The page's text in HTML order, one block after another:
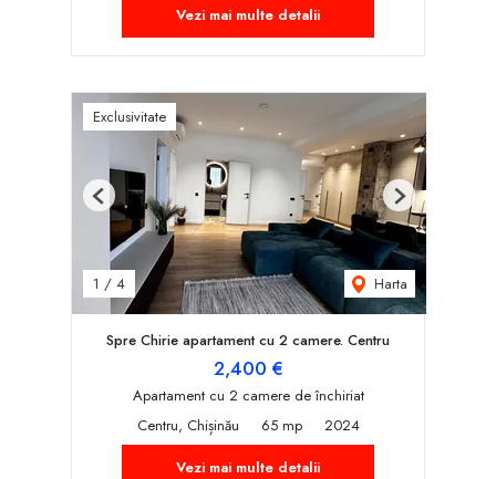
Vezi mai multe detalii
Exclusivitate
1 / 4 Harta
Previous Next
Spre Chirie apartament cu 2 camere. Centru
2,400 €
Apartament cu 2 camere de închiriat
Centru, Chișinău
65 mp
2024
Vezi mai multe detalii